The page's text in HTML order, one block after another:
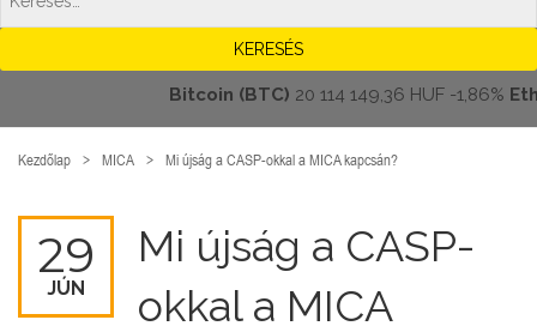
Bitcoin (BTC)20 114 149,36 HUF -1,86%
Kezdőlap MICA Mi újság a CASP-okkal a MICA kapcsán?
29
JÚN
Mi újság a CASP-
okkal a MICA